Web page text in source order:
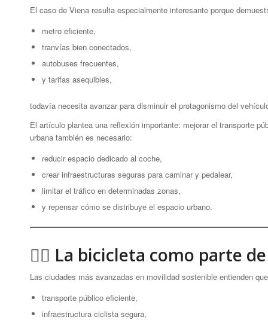
El caso de Viena resulta especialmente interesante porque
metro eficiente,
tranvías bien conectados,
autobuses frecuentes,
y tarifas asequibles,
todavía necesita avanzar para disminuir el protagonismo del
El artículo plantea una reflexión importante: mejorar el transporte
urbana también es necesario:
reducir espacio dedicado al coche,
crear infraestructuras seguras para caminar y pedalear,
limitar el tráfico en determinadas zonas,
y repensar cómo se distribuye el espacio urbano.
🚴‍♀️ La bicicleta como parte
Las ciudades más avanzadas en movilidad sostenible entienden
transporte público eficiente,
infraestructura ciclista segura,